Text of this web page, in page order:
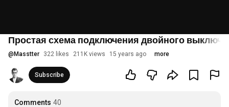
Простая схема подключения двойного
@ Masstter 322 likes 211K views 15 years ago more
Subscribe
Comments 40